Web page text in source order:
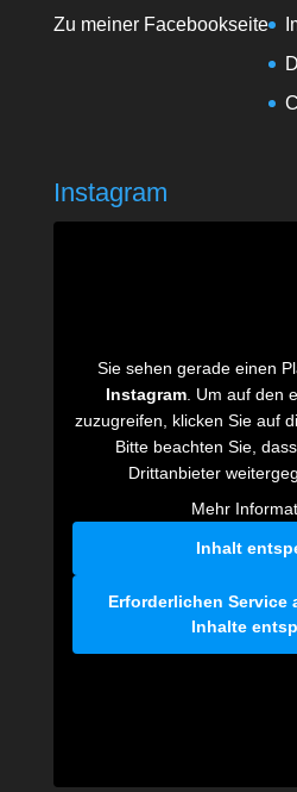
Zu meiner Facebookseite
Instagram
Sie sehen gerade einen
Instagram. Um auf den
zuzugreifen, klicken Sie auf
Bitte beachten Sie,
Drittanbieter
Mehr
Inhalt
Erforderlichen Service
Inhalte